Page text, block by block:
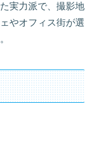
実力派で、撮影地
やオフィス街が選